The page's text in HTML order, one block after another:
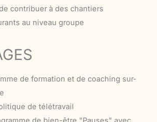
contribuer à des chantiers
au niveau groupe
de formation et de coaching sur-
de télétravail